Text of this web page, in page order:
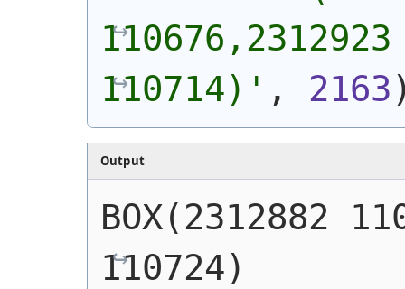
110714) ' , 2163
Output
BOX(2312882
110724)